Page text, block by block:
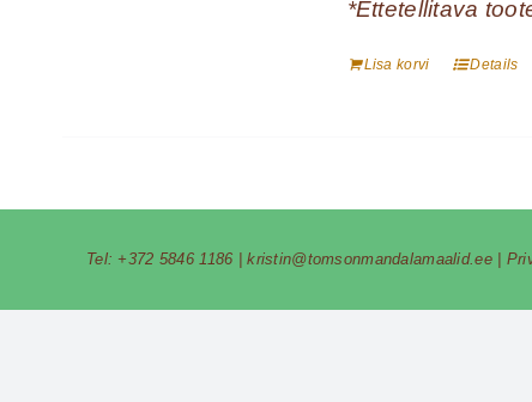
*Ettetellitava
Lisa korvi Details
Tel: +372 5846 1186 |kristin@tomsonmandalamaalid.ee|